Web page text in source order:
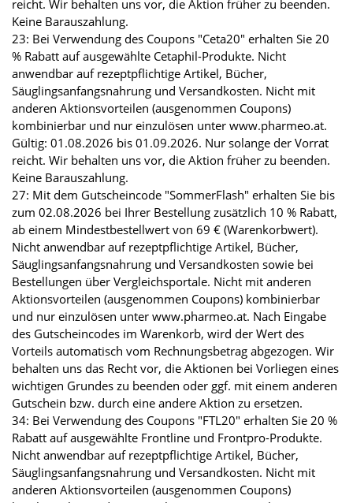
reicht. Wir behalten uns vor, die Aktion früher zu beenden.
Keine Barauszahlung.
23: Bei Verwendung des Coupons "Ceta20" erhalten Sie 20
% Rabatt auf ausgewählte Cetaphil-Produkte. Nicht
anwendbar auf rezeptpflichtige Artikel, Bücher,
Säuglingsanfangsnahrung und Versandkosten. Nicht mit
anderen Aktionsvorteilen (ausgenommen Coupons)
kombinierbar und nur einzulösen unter www.pharmeo.at.
Gültig: 01.08.2026 bis 01.09.2026. Nur solange der Vorrat
reicht. Wir behalten uns vor, die Aktion früher zu beenden.
Keine Barauszahlung.
27: Mit dem Gutscheincode "SommerFlash" erhalten Sie bis
zum 02.08.2026 bei Ihrer Bestellung zusätzlich 10 % Rabatt,
ab einem Mindestbestellwert von 69 € (Warenkorbwert).
Nicht anwendbar auf rezeptpflichtige Artikel, Bücher,
Säuglingsanfangsnahrung und Versandkosten sowie bei
Bestellungen über Vergleichsportale. Nicht mit anderen
Aktionsvorteilen (ausgenommen Coupons) kombinierbar
und nur einzulösen unter www.pharmeo.at. Nach Eingabe
des Gutscheincodes im Warenkorb, wird der Wert des
Vorteils automatisch vom Rechnungsbetrag abgezogen. Wir
behalten uns das Recht vor, die Aktionen bei Vorliegen eines
wichtigen Grundes zu beenden oder ggf. mit einem anderen
Gutschein bzw. durch eine andere Aktion zu ersetzen.
34: Bei Verwendung des Coupons "FTL20" erhalten Sie 20 %
Rabatt auf ausgewählte Frontline und Frontpro-Produkte.
Nicht anwendbar auf rezeptpflichtige Artikel, Bücher,
Säuglingsanfangsnahrung und Versandkosten. Nicht mit
anderen Aktionsvorteilen (ausgenommen Coupons)